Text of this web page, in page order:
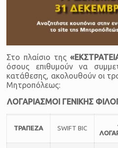
Στο πλαίσιο της
όσους επιθυμούν να
κατάθεσης, ακολουθούν οι
Μητροπόλεως:
ΛΟΓΑΡΙΑΣΜΟΙ ΓΕΝΙΚΗΣ
ΤΡΑΠΕΖΑ SWIFT BIC